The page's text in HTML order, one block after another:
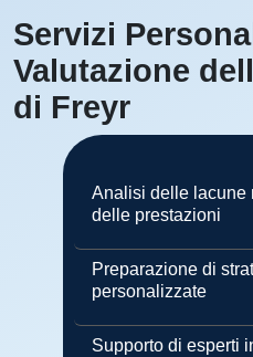
Servizi
Valutazione
di Freyr
Analisi delle lacune
delle prestazioni
Preparazione di
personalizzate
Supporto di esperti